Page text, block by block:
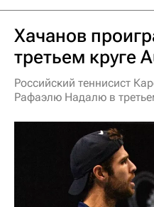
Хачанов
третьем круге
Российский теннисист
Рафаэлю Надалю в